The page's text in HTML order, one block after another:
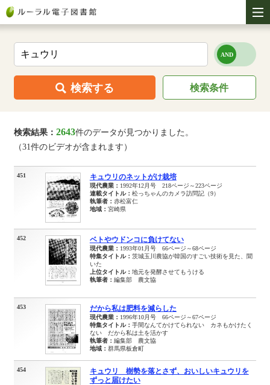
検索する 検索条件
検索結果： 2643件のデータが見つかりました。
（31件のビデオが含まれます）
451 キュウリのネットがけ栽培
現代農業： 1992年12月号 218ページ～223ページ
連載タイトル： 松っちゃんのカメラ訪問記（9）
執筆者： 赤松富仁
地域： 宮崎県
452 ベトやウドンコに負けてない
現代農業： 1993年01月号 66ページ～68ページ
特集タイトル： 茨城玉川農協が韓国のすごい技術を見た、聞
いた
上位タイトル： 地元を発酵させてもうける
執筆者： 編集部 農文協
453 だから私は肥料を減らした
現代農業： 1996年10月号 66ページ～67ページ
特集タイトル： 手間なんてかけてられない カネもかけたく
ない だから私は土を活かす
執筆者： 編集部 農文協
地域： 群馬県板倉町
454
キュウリ 樹勢を落とさず、おいしいキュウリを
ずっと届けたい